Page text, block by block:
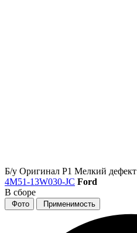
Б/у Оригинал Р1 Мелкий дефект
4M51-13W030-JC Ford
В сборе
Фото Применимость